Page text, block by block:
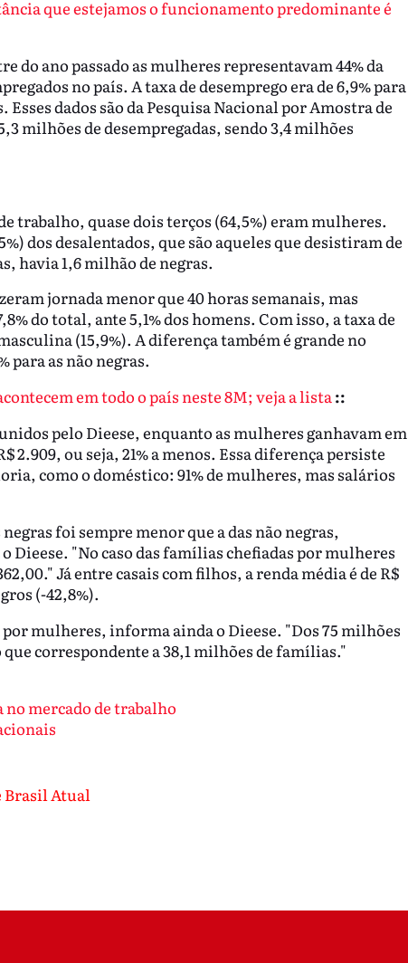
que estejamos o funcionamento predominante é
ano passado as mulheres representavam 44% da
no país. A taxa de desemprego era de 6,9% para
Esses dados são da Pesquisa Nacional por Amostra de
milhões de desempregadas, sendo 3,4 milhões
trabalho, quase dois terços (64,5%) eram mulheres.
dos desalentados, que são aqueles que desistiram de
havia 1,6 milhão de negras.
jornada menor que 40 horas semanais, mas
do total, ante 5,1% dos homens. Com isso, a taxa de
(15,9%). A diferença também é grande no
para as não negras.
em todo o país neste 8M; veja a lista::
pelo Dieese, enquanto as mulheres ganhavam em
2.909, ou seja, 21% a menos. Essa diferença persiste
como o doméstico: 91% de mulheres, mas salários
foi sempre menor que a das não negras,
"No caso das famílias chefiadas por mulheres
Já entre casais com filhos, a renda média é de R$
(-42,8%).
mulheres, informa ainda o Dieese. "Dos 75 milhões
correspondente a 38,1 milhões de famílias."
mercado de trabalho
Brasil Atual